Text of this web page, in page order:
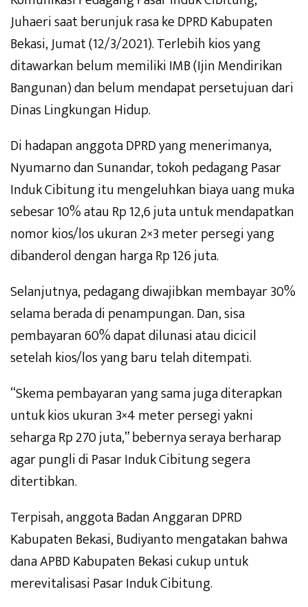
Juhaeri saat berunjuk rasa ke DPRD Kabupaten
Bekasi, Jumat (12/3/2021). Terlebih kios yang
ditawarkan belum memiliki IMB (Ijin Mendirikan
Bangunan) dan belum mendapat persetujuan dari
Dinas Lingkungan Hidup.
Di hadapan anggota DPRD yang menerimanya,
Nyumarno dan Sunandar, tokoh pedagang Pasar
Induk Cibitung itu mengeluhkan biaya uang muka
sebesar 10% atau Rp 12,6 juta untuk mendapatkan
nomor kios/los ukuran 2×3 meter persegi yang
dibanderol dengan harga Rp 126 juta.
Selanjutnya, pedagang diwajibkan membayar 30%
selama berada di penampungan. Dan, sisa
pembayaran 60% dapat dilunasi atau dicicil
setelah kios/los yang baru telah ditempati.
“Skema pembayaran yang sama juga diterapkan
untuk kios ukuran 3×4 meter persegi yakni
seharga Rp 270 juta,” bebernya seraya berharap
agar pungli di Pasar Induk Cibitung segera
ditertibkan.
Terpisah, anggota Badan Anggaran DPRD
Kabupaten Bekasi, Budiyanto mengatakan bahwa
dana APBD Kabupaten Bekasi cukup untuk
merevitalisasi Pasar Induk Cibitung.